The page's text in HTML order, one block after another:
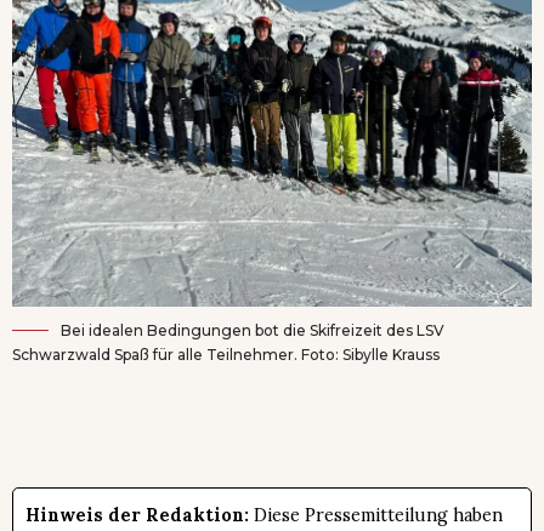
Bei idealen Bedingungen bot die Skifreizeit des LSV
Schwarzwald Spaß für alle Teilnehmer. Foto: Sibylle Krauss
Hinweis der Redaktion: Diese Pressemitteilung haben